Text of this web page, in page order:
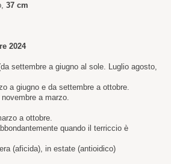
37 cm
2024
settembre a giugno al sole. Luglio agosto,
a giugno e da settembre a ottobre.
novembre a marzo.
a ottobre.
quando il terriccio è
(aficida), in estate (antioidico)